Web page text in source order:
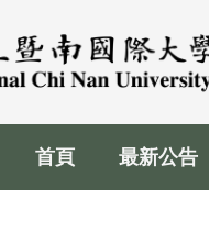
首頁 最新公告